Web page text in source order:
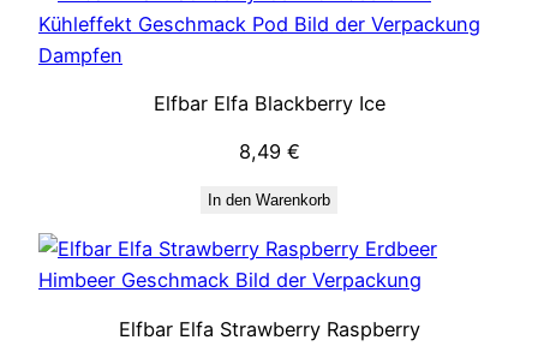
Elfbar Elfa Blackberry Ice
8,49 €
In den Warenkorb
Elfbar Elfa Strawberry Raspberry